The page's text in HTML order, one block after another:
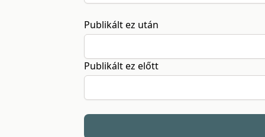
Publikált ez után
Publikált ez előtt